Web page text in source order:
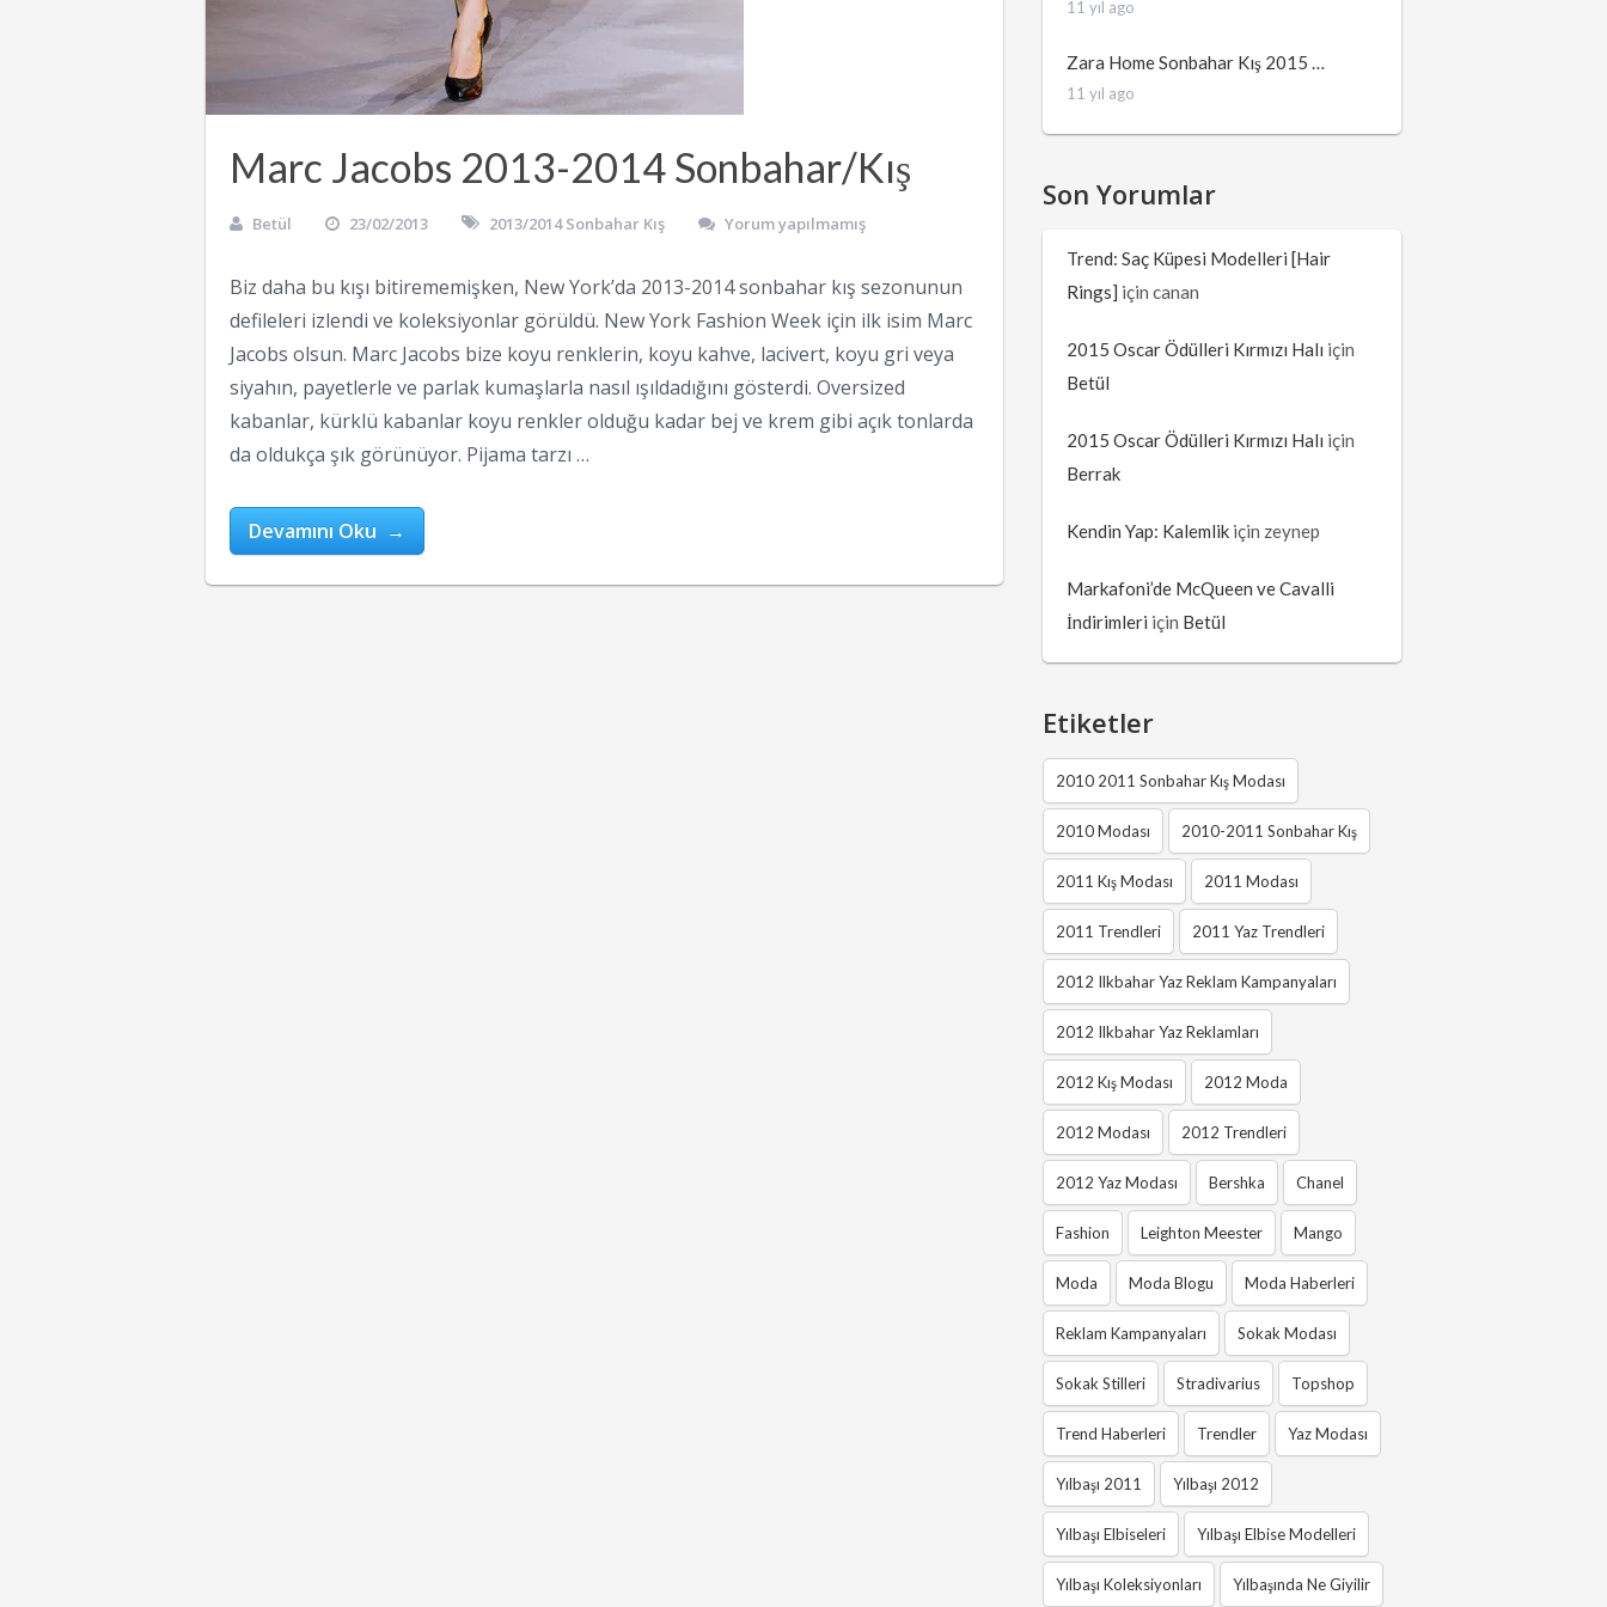
Marc Jacobs 2013-2014 Sonbahar/Kış
Betül 23/02/2013 2013/2014 Sonbahar Kış Yorum yapılmamış
Biz daha bu kışı bitirememişken, New York’da 2013-2014 sonbahar kış sezonunun
defileleri izlendi ve koleksiyonlar görüldü. New York Fashion Week için ilk isim Marc
Jacobs olsun. Marc Jacobs bize koyu renklerin, koyu kahve, lacivert, koyu gri veya
siyahın, payetlerle ve parlak kumaşlarla nasıl ışıldadığını gösterdi. Oversized
kabanlar, kürklü kabanlar koyu renkler olduğu kadar bej ve krem gibi açık tonlarda
da oldukça şık görünüyor. Pijama tarzı …
Devamını Oku →
11 yıl ago
Zara Home Sonbahar Kış 2015 …
11 yıl ago
Son Yorumlar
Trend: Saç Küpesi Modelleri [Hair
Rings] için canan
2015 Oscar Ödülleri Kırmızı Halı için
Betül
2015 Oscar Ödülleri Kırmızı Halı için
Berrak
Kendin Yap: Kalemlik için zeynep
Markafoni’de McQueen ve Cavalli
İndirimleri için Betül
Etiketler
2010 2011 Sonbahar Kış Modası
2010 Modası 2010-2011 Sonbahar Kış
2011 Kış Modası 2011 Modası
2011 Trendleri 2011 Yaz Trendleri
2012 Ilkbahar Yaz Reklam Kampanyaları
2012 Ilkbahar Yaz Reklamları
2012 Kış Modası 2012 Moda
2012 Modası 2012 Trendleri
2012 Yaz Modası Bershka Chanel
Fashion Leighton Meester Mango
Moda Moda Blogu Moda Haberleri
Reklam Kampanyaları Sokak Modası
Sokak Stilleri Stradivarius Topshop
Trend Haberleri Trendler Yaz Modası
Yılbaşı 2011 Yılbaşı 2012
Yılbaşı Elbiseleri Yılbaşı Elbise Modelleri
Yılbaşı Koleksiyonları Yılbaşında Ne Giyilir